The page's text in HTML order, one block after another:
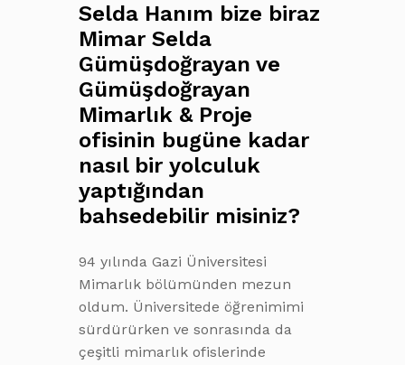
Selda Hanım bize biraz
Mimar Selda
Gümüşdoğrayan ve
Gümüşdoğrayan
Mimarlık & Proje
ofisinin bugüne kadar
nasıl bir yolculuk
yaptığından
bahsedebilir misiniz?
94 yılında Gazi Üniversitesi
Mimarlık bölümünden mezun
oldum. Üniversitede öğrenimimi
sürdürürken ve sonrasında da
çeşitli mimarlık ofislerinde